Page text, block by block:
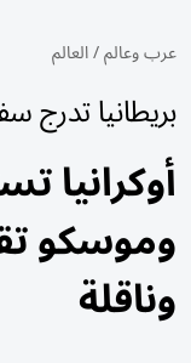
عرب وعالم/العالم
بريطانيا تدرج
وموسكو
وناقلة